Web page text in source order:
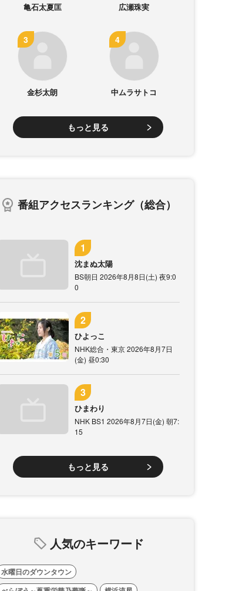
亀石太夏匡 広瀬珠実
金杉太朗 中ムラサトコ
もっと見る
番組アクセスランキング（総合）
沈まぬ太陽
BS朝日 2026年8月8日(土) 夜9:0
0
ひよっこ
NHK総合・東京 2026年8月7日
(金) 昼0:30
ひまわり
NHK BS1 2026年8月7日(金) 朝7:
15
もっと見る
人気のキーワード
水曜日のダウンタウン